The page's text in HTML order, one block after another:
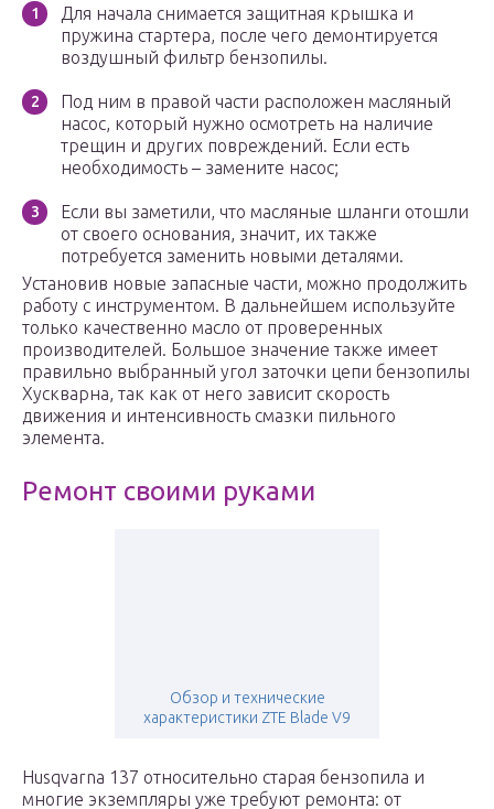
Для начала снимается защитная крышка и
пружина стартера, после чего демонтируется
воздушный фильтр бензопилы.
Под ним в правой части расположен масляный
насос, который нужно осмотреть на наличие
трещин и других повреждений. Если есть
необходимость – замените насос;
Если вы заметили, что масляные шланги отошли
от своего основания, значит, их также
потребуется заменить новыми деталями.
Установив новые запасные части, можно продолжить
работу с инструментом. В дальнейшем используйте
только качественно масло от проверенных
производителей. Большое значение также имеет
правильно выбранный угол заточки цепи бензопилы
Хускварна, так как от него зависит скорость
движения и интенсивность смазки пильного
элемента.
Ремонт своими руками
Обзор и технические
характеристики ZTE Blade V9
Husqvarna 137 относительно старая бензопила и
многие экземпляры уже требуют ремонта: от